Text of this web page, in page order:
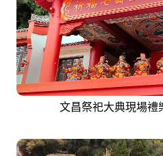
文昌祭祀大典現場禮